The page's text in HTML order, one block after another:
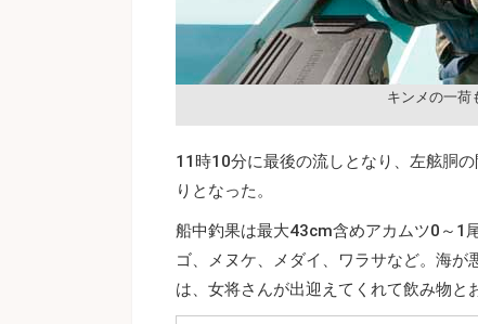
キンメの一荷
11時10分に最後の流しとなり、左舷胴
りとなった。
船中釣果は最大43cm含めアカムツ0～1
ゴ、メヌケ、メダイ、ワラサなど。海
は、女将さんが出迎えてくれて飲み物と